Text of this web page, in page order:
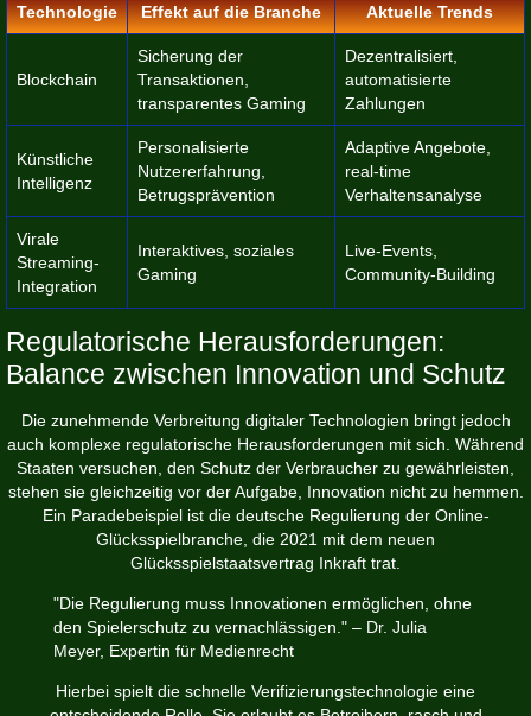
Technologie Effekt auf die Branche Aktuelle Trends
Blockchain
Sicherung der
Transaktionen,
transparentes Gaming
Dezentralisiert,
automatisierte
Zahlungen
Künstliche
Intelligenz
Personalisierte
Nutzererfahrung,
Betrugsprävention
Adaptive Angebote,
real-time
Verhaltensanalyse
Virale
Streaming-
Integration
Interaktives, soziales
Gaming
Live-Events,
Community-Building
Regulatorische Herausforderungen:
Balance zwischen Innovation und Schutz
Die zunehmende Verbreitung digitaler Technologien bringt jedoch
auch komplexe regulatorische Herausforderungen mit sich. Während
Staaten versuchen, den Schutz der Verbraucher zu gewährleisten,
stehen sie gleichzeitig vor der Aufgabe, Innovation nicht zu hemmen.
Ein Paradebeispiel ist die deutsche Regulierung der Online-
Glücksspielbranche, die 2021 mit dem neuen
Glücksspielstaatsvertrag Inkraft trat.
"Die Regulierung muss Innovationen ermöglichen, ohne
den Spielerschutz zu vernachlässigen." – Dr. Julia
Meyer, Expertin für Medienrecht
Hierbei spielt die schnelle Verifizierungstechnologie eine